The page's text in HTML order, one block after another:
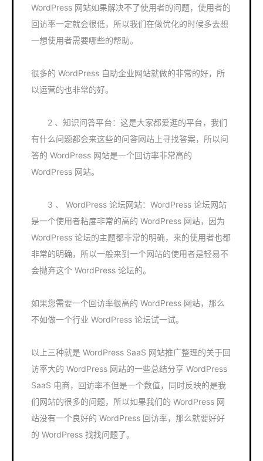
WordPress 网站如果解决不了使用者的问题，使用者的
回访率一定就会很低，所以我们在做优化的时候多去想
一想使用者需要哪些的帮助。
很多的 WordPress 自助企业网站就做的非常的好，所
以运营的也非常的好。
2 、知识问答平台：这是大家都爱逛的平台，我们
有什么问题都会来这些的问答网站上寻找答案，所以问
答的 WordPress 网站是一个回访率非常高的
WordPress 网站。
3 、 WordPress 论坛网站：WordPress 论坛网站
是一个使用者粘度非常的高的 WordPress 网站，因为
WordPress 论坛的主题都非常的明确，来的使用者也都
非常的明确，所以一般来到一个网站的使用者是轻易不
会抛弃这个 WordPress 论坛的。
如果您需要一个回访率很高的 WordPress 网站，那么
不如做一个行业 WordPress 论坛试一试。
以上三种就是 WordPress SaaS 网站推广整理的关于回
访率大的 WordPress 网站的一些总结分享 WordPress
SaaS 电商，回访率不但是一个数值，同时反映的是我
们网站的很多的问题，所以如果我们的 WordPress 网
站没有一个良好的 WordPress 回访率，那么就要好好
的 WordPress 找找问题了。